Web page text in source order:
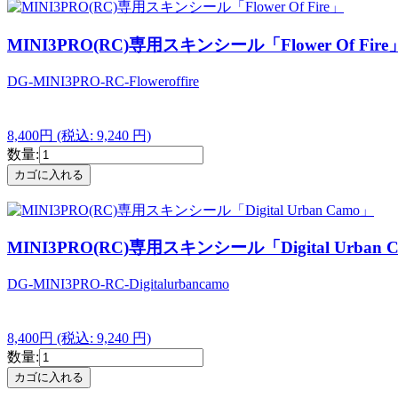
MINI3PRO(RC)専用スキンシール「Flower Of Fire」
DG-MINI3PRO-RC-Floweroffire
8,400円 (税込: 9,240 円)
数量:
MINI3PRO(RC)専用スキンシール「Digital Urban
DG-MINI3PRO-RC-Digitalurbancamo
8,400円 (税込: 9,240 円)
数量: